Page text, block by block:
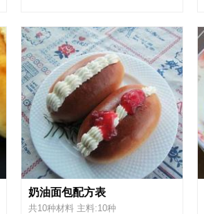
奶油面包配方表
共10种材料 主料:10种